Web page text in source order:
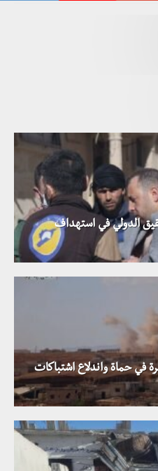
الدولي في استهداف
حماة واندلاع اشتباكات